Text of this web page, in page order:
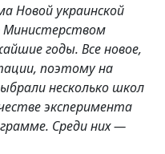
Новой украинской
Министерством
годы. Все новое,
поэтому на
несколько школ
эксперимента
Среди них —